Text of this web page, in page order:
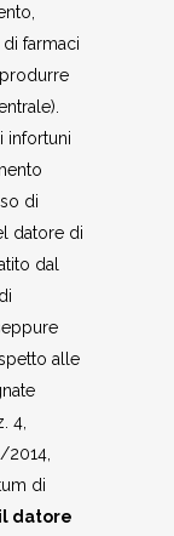
di farmaci
infortuni
di
datore di
dal
alle
4,
di
il datore